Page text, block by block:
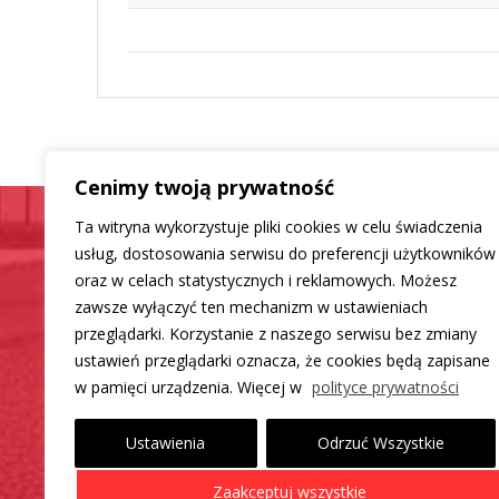
Cenimy twoją prywatność
Ta witryna wykorzystuje pliki cookies w celu świadczenia
usług, dostosowania serwisu do preferencji użytkowników
oraz w celach statystycznych i reklamowych. Możesz
zawsze wyłączyć ten mechanizm w ustawieniach
przeglądarki. Korzystanie z naszego serwisu bez zmiany
ustawień przeglądarki oznacza, że cookies będą zapisane
w pamięci urządzenia. Więcej w polityce prywatności
Ustawienia Odrzuć Wszystkie
Zaakceptuj wszystkie
Samochód jak
Mamy dla Ciebie rozwiązanie